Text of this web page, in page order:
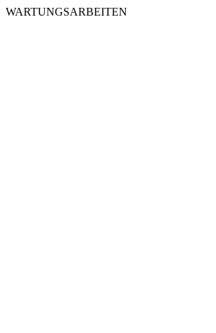
WARTUNGSARBEITEN